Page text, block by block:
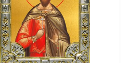
годовщину. ● День Ангела —